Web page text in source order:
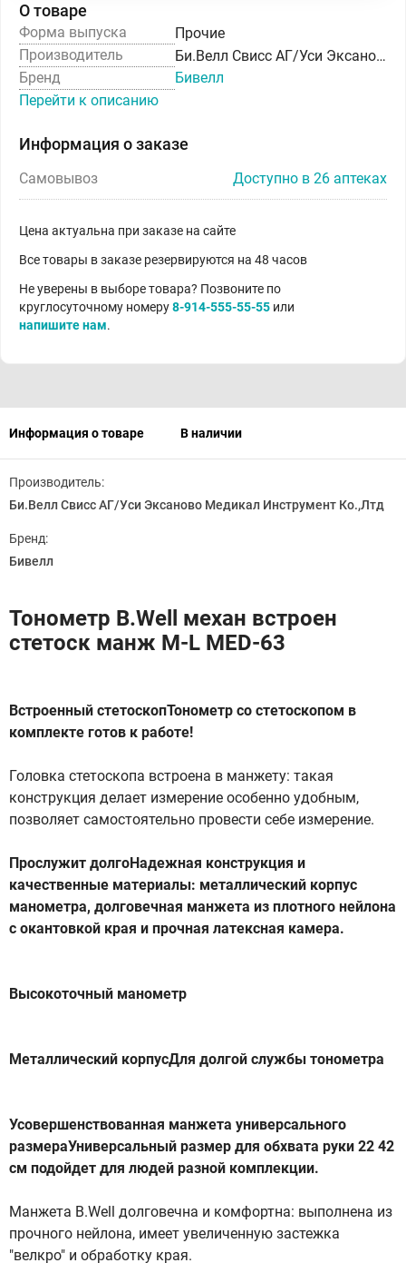
О товаре
Форма выпуска
Прочие
Производитель
Би.Велл Свисс АГ/Уси Эксаново Медикал Инструмент Ко.,Лтд
Бренд
Бивелл
Перейти к описанию
Информация о заказе
Самовывоз Доступно в 26 аптеках
Цена актуальна при заказе на сайте
Все товары в заказе резервируются на 48 часов
Не уверены в выборе товара? Позвоните по
круглосуточному номеру8-914-555-55-55 или
напишите нам.
Информация о товаре В наличии
Производитель:
Би.Велл Свисс АГ/Уси Эксаново Медикал Инструмент Ко.,Лтд
Бренд:
Бивелл
Тонометр B.Well механ встроен
стетоск манж М-L MЕD-63
Встроенный стетоскопТонометр со стетоскопом в
комплекте готов к работе!
Головка стетоскопа встроена в манжету: такая
конструкция делает измерение особенно удобным,
позволяет самостоятельно провести себе измерение.
Прослужит долгоНадежная конструкция и
качественные материалы: металлический корпус
манометра, долговечная манжета из плотного нейлона
с окантовкой края и прочная латексная камера.
Высокоточный манометр
Металлический корпусДля долгой службы тонометра
Усовершенствованная манжета универсального
размераУниверсальный размер для обхвата руки 22 42
см подойдет для людей разной комплекции.
Манжета B.Well долговечна и комфортна: выполнена из
прочного нейлона, имеет увеличенную застежка
"велкро" и обработку края.